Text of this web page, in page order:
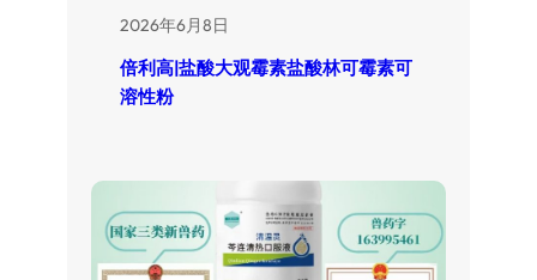
2026年6月8日
倍利高|盐酸大观霉素盐酸林可霉素可
溶性粉